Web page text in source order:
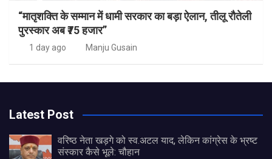
“मातृशक्ति के सम्मान में धामी सरकार का बड़ा ऐलान, तीलू रौतेली
पुरस्कार अब ₹75 हजार”
1 day ago Manju Gusain
Latest Post
वरिष्ठ नेता खड़गे को स्व.अटल याद, लेकिन कांग्रेस के भ्रष्ट
संस्कार कैसे भूले: चौहान